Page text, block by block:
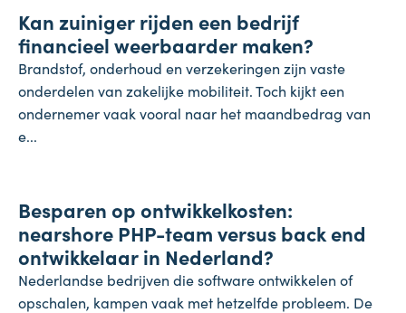
28 juli 2026
Kan zuiniger rijden een bedrijf
financieel weerbaarder maken?
Brandstof, onderhoud en verzekeringen zijn vaste
onderdelen van zakelijke mobiliteit. Toch kijkt een
ondernemer vaak vooral naar het maandbedrag van
e...
24 juli 2026
Besparen op ontwikkelkosten:
nearshore PHP-team versus back end
ontwikkelaar in Nederland?
Nederlandse bedrijven die software ontwikkelen of
opschalen, kampen vaak met hetzelfde probleem. De